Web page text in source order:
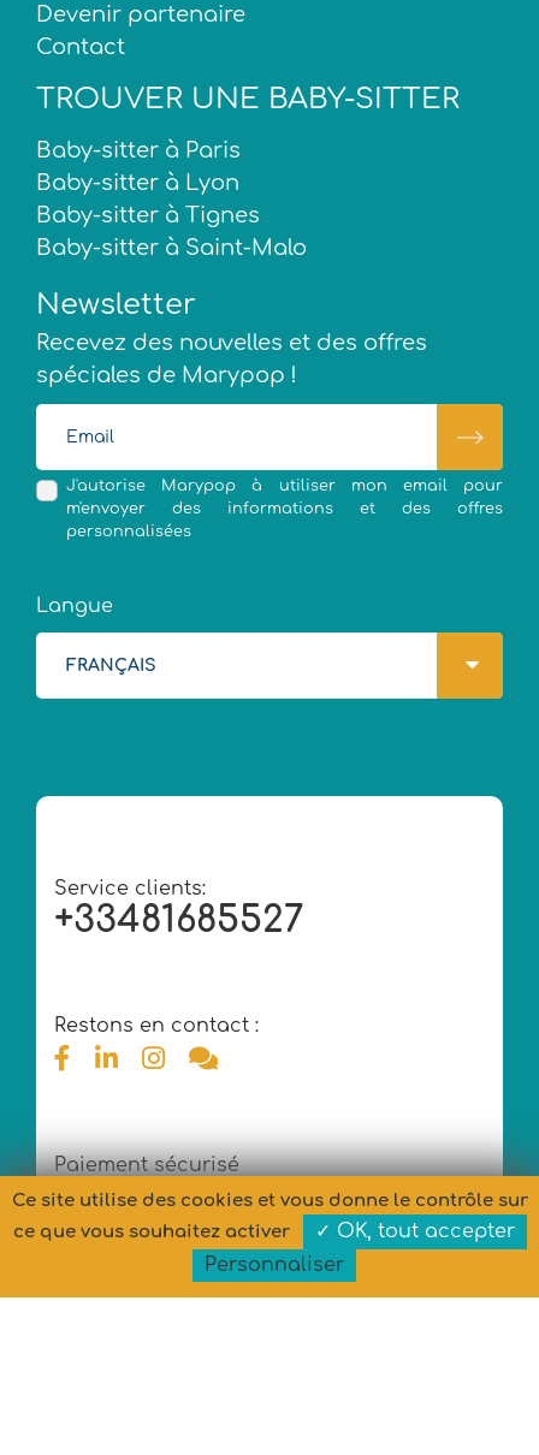
Devenir partenaire
Contact
TROUVER UNE BABY-SITTER
Baby-sitter à Paris
Baby-sitter à Lyon
Baby-sitter à Tignes
Baby-sitter à Saint-Malo
Newsletter
Recevez des nouvelles et des offres
spéciales de Marypop !
J'autorise Marypop à utiliser mon email pour
m'envoyer des informations et des offres
personnalisées
Langue
FRANÇAIS
Service clients:
+33481685527
Restons en contact :
Paiement sécurisé
Ce site utilise des cookies et vous donne le contrôle sur
ce que vous souhaitez activer
✓ OK, tout accepter
Personnaliser